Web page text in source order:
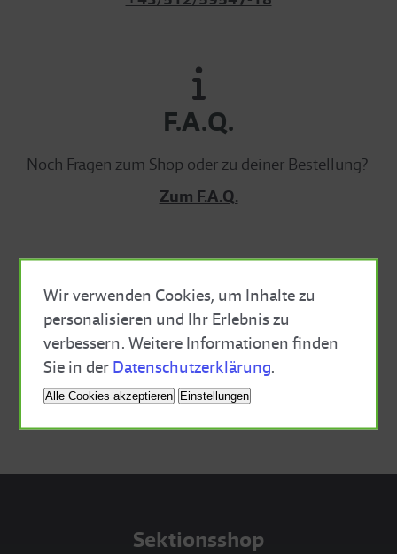
F.A.Q.
Noch Fragen zum Shop oder zu deiner Bestellung?
Zum F.A.Q.
Nachhaltig
Wir legen Wert auf kurze Lieferwege und
nachhaltige Verpackungen mit möglichst wenig
Plastik.
Sektionsshop
Close Cookie Bar
Wir verwenden Cookies, um Inhalte zu
personalisieren und Ihr Erlebnis zu
verbessern. Weitere Informationen finden
Sie in der Datenschutzerklärung.
Alle Cookies akzeptieren Einstellungen